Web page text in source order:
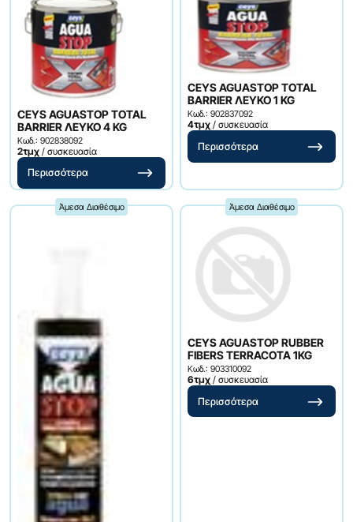
CEYS AGUASTOP TOTAL
BARRIER ΛΕΥΚΟ 4 KG
Κωδ.: 902838092
2τμχ / συσκευασία
Περισσότερα
CEYS AGUASTOP TOTAL
BARRIER ΛΕΥΚΟ 1 KG
Κωδ.: 902837092
4τμχ / συσκευασία
Περισσότερα
Άμεσα Διαθέσιμο Άμεσα Διαθέσιμο
CEYS AGUASTOP RUBBER
FIBERS TERRACOTA 1KG
Κωδ.: 903310092
6τμχ / συσκευασία
Περισσότερα